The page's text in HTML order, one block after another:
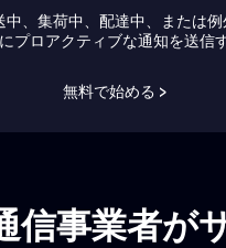
中、集荷中、配達中、または
プロアクティブな通知を送信
無料で始める >
信事業者が